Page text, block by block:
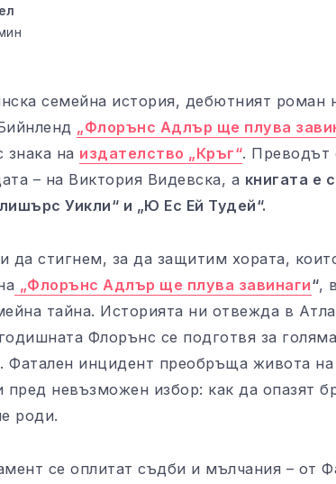
семейна история, дебютният роман
„Флорънс Адлър ще плува
знака на издателство „Кръг“. Преводът
– на Виктория Видевска, а книгата е
Уикли“ и „Ю Ес Ей Тудей“.
да стигнем, за да защитим хората,
„Флорънс Адлър ще плува завинаги“,
тайна. Историята ни отвежда в
Флорънс се подготвя за
Фатален инцидент преобръща живота
пред невъзможен избор: как да опазят
роди.
се оплитат съдби и мълчания – от